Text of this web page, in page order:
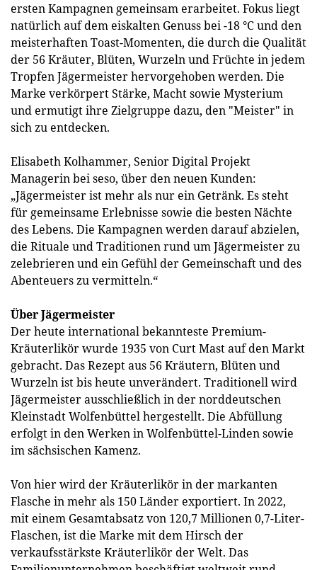
ersten Kampagnen gemeinsam erarbeitet. Fokus liegt
natürlich auf dem eiskalten Genuss bei -18 °C und den
meisterhaften Toast-Momenten, die durch die Qualität
der 56 Kräuter, Blüten, Wurzeln und Früchte in jedem
Tropfen Jägermeister hervorgehoben werden. Die
Marke verkörpert Stärke, Macht sowie Mysterium
und ermutigt ihre Zielgruppe dazu, den "Meister" in
sich zu entdecken.
Elisabeth Kolhammer, Senior Digital Projekt
Managerin bei seso, über den neuen Kunden:
„Jägermeister ist mehr als nur ein Getränk. Es steht
für gemeinsame Erlebnisse sowie die besten Nächte
des Lebens. Die Kampagnen werden darauf abzielen,
die Rituale und Traditionen rund um Jägermeister zu
zelebrieren und ein Gefühl der Gemeinschaft und des
Abenteuers zu vermitteln.“
Über Jägermeister
Der heute international bekannteste Premium-
Kräuterlikör wurde 1935 von Curt Mast auf den Markt
gebracht. Das Rezept aus 56 Kräutern, Blüten und
Wurzeln ist bis heute unverändert. Traditionell wird
Jägermeister ausschließlich in der norddeutschen
Kleinstadt Wolfenbüttel hergestellt. Die Abfüllung
erfolgt in den Werken in Wolfenbüttel-Linden sowie
im sächsischen Kamenz.
Von hier wird der Kräuterlikör in der markanten
Flasche in mehr als 150 Länder exportiert. In 2022,
mit einem Gesamtabsatz von 120,7 Millionen 0,7-Liter-
Flaschen, ist die Marke mit dem Hirsch der
verkaufsstärkste Kräuterlikör der Welt. Das